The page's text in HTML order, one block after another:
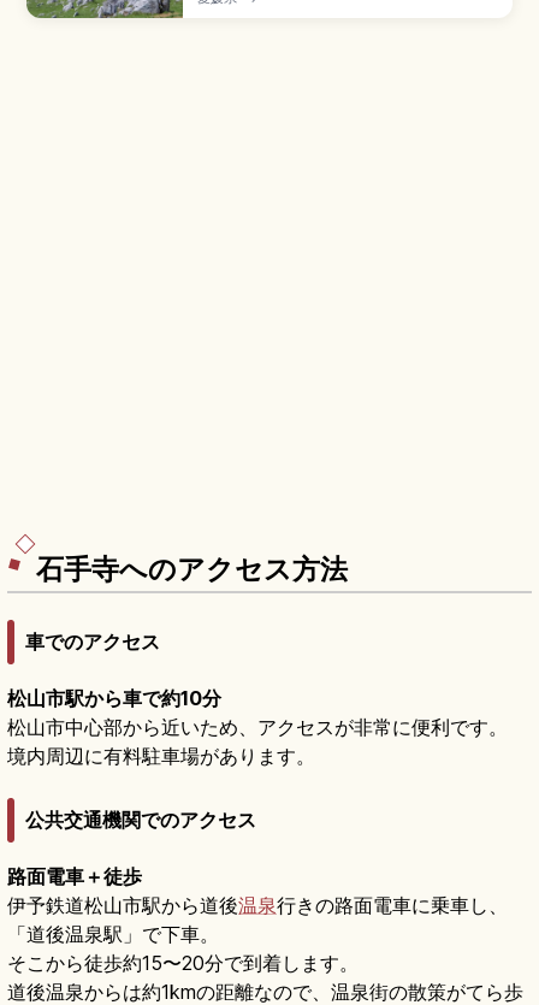
本三大カルストのひとつ「天空の草原」と呼ばれ
石手寺へのアクセス方法
車でのアクセス
松山市駅から車で約10分
松山市中心部から近いため、アクセスが非常に便利です。
境内周辺に有料駐車場があります。
公共交通機関でのアクセス
路面電車＋徒歩
伊予鉄道松山市駅から道後温泉行きの路面電車に乗車し、
「道後温泉駅」で下車。
そこから徒歩約15〜20分で到着します。
道後温泉からは約1kmの距離なので、温泉街の散策がてら歩